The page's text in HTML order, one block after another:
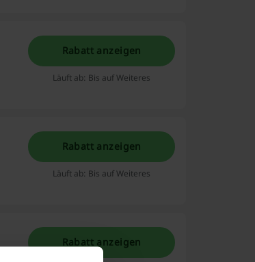
Rabatt anzeigen
Läuft ab: Bis auf Weiteres
Rabatt anzeigen
Läuft ab: Bis auf Weiteres
Rabatt anzeigen